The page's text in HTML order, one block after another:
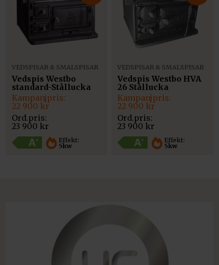
Effekt:
5kw
VEDSPISAR & SMALSPISAR
Vedspis Westbo
standard-Stållucka
23 900 kr
Det
ursprungliga
priset
var:
23
900 kr.
22 900 kr
Det
nuvarande
priset
är:
22
900 kr.
Effekt:
5kw
VEDSPISAR & SMALSPISAR
Vedspis Westbo HVA
26 Stållucka
23 900 kr
Det
ursprungliga
priset
var:
23
900 kr.
22 900 kr
Det
nuvarande
priset
är:
22
900 kr.